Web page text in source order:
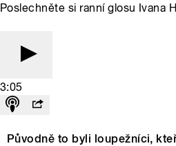
Poslechněte si ranní glosu Ivana
3:05
Původně to byli loupežníci,